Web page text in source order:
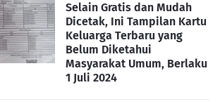
Selain Gratis dan Mudah
Dicetak, Ini Tampilan Kartu
Keluarga Terbaru yang
Belum Diketahui
Masyarakat Umum, Berlaku
1 Juli 2024